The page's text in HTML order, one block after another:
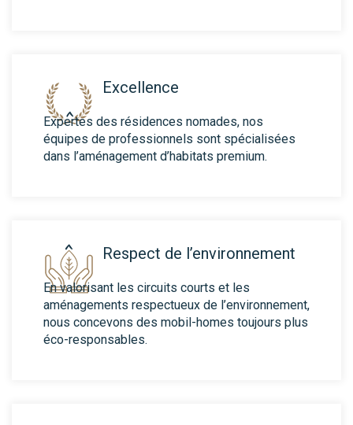
Excellence
Expertes des résidences nomades, nos
équipes de professionnels sont spécialisées
dans l’aménagement d’habitats premium.
Respect de l’environnement
En valorisant les circuits courts et les
aménagements respectueux de l’environnement,
nous concevons des mobil-homes toujours plus
éco-responsables.